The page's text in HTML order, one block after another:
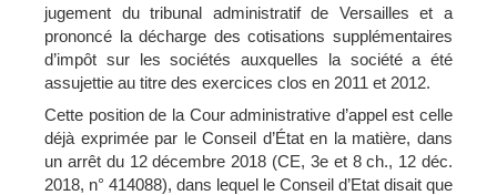
jugement du tribunal administratif de Versailles et a
prononcé la décharge des cotisations supplémentaires
d’impôt sur les sociétés auxquelles la société a été
assujettie au titre des exercices clos en 2011 et 2012.
Cette position de la Cour administrative d’appel est celle
déjà exprimée par le Conseil d’État en la matière, dans
un arrêt du 12 décembre 2018 (CE, 3e et 8 ch., 12 déc.
2018, n° 414088), dans lequel le Conseil d’Etat disait que